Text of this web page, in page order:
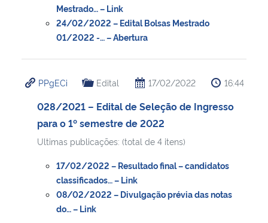
Mestrado… – Link
24/02/2022 – Edital Bolsas Mestrado
01/2022 -… – Abertura
PPgECi Edital 17/02/2022 16:44
028/2021 – Edital de Seleção de Ingresso
para o 1º semestre de 2022
Ultimas publicações: (total de 4 itens)
17/02/2022 – Resultado final – candidatos
classificados… – Link
08/02/2022 – Divulgação prévia das notas
do… – Link